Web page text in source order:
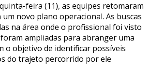
feira (11), as equipes retomaram
novo plano operacional. As buscas
na área onde o profissional foi visto
ampliadas para abranger uma
o objetivo de identificar possíveis
do trajeto percorrido por ele